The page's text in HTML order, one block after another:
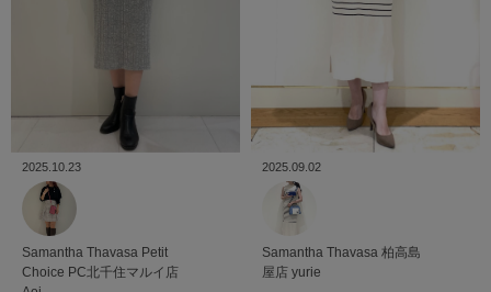
2025.10.23
Samantha Thavasa Petit
Choice PC北千住マルイ店
2025.09.02
Samantha Thavasa 柏高島
屋店 yurie